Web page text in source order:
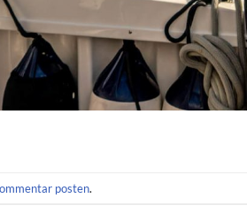
posten.